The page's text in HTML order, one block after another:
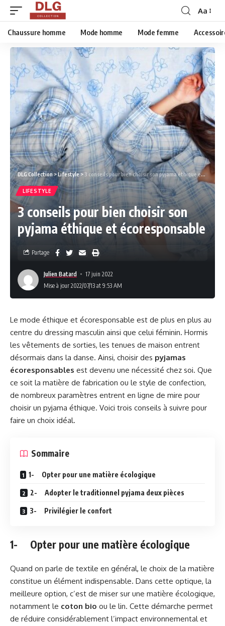
Aa
Chaussure homme Mode homme Mode femme
DLG Collection>Lifestyle>3 conseils pour bien choisir son pyjama éthique et écoresponsable
LIFESTYLE
3 conseils pour bien choisir son
pyjama éthique et écoresponsable
Julien Batard
17 juin 2022
Mise à jour 2022/07/13 at 9:53 AM
Partage
Le mode éthique et écoresponsable est de plus en plus au
centre du dressing masculin ainsi que celui féminin. Hormis
les vêtements de sorties, les tenues de maison entrent
désormais dans la danse. Ainsi, choisir des pyjamas
écoresponsables est devenu une nécessité chez soi. Que
ce soit la matière de fabrication ou le style de confection,
de nombreux paramètres entrent en ligne de mire pour
choisir un pyjama éthique. Voici trois conseils à suivre pour
faire un choix idéal.
Sommaire
1- Opter pour une matière écologique
2- Adopter le traditionnel pyjama deux pièces
3- Privilégier le confort
1- Opter pour une matière écologique
Quand on parle de textile en général, le choix de la matière
constitue un élément indispensable. Dans cette optique, la
meilleure option, c’est de miser sur une matière écologique,
notamment le coton bio ou le lin. Cette démarche permet
de réduire considérablement l’impact environnemental et